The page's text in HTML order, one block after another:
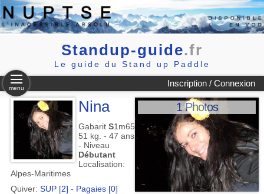
Standup-guide.fr
Le guide du Stand up Paddle
Inscription / Connexion
menu
1 Photos
Nina
Gabarit S1m65
51 kg. - 47 ans
- Niveau
Débutant
Localisation:
Alpes-Maritimes
Quiver: SUP [2] - Pagaies [0]